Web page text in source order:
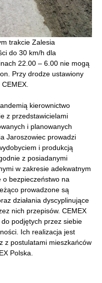
trakcie Zalesia
do 30 km/h dla
22.00 – 6.00 nie mogą
Przy drodze ustawiony
kierownictwo
z przedstawicielami
i planowanych
Jaroszowiec prowadzi
i produkcją
z posiadanymi
w zakresie adekwatnym
o bezpieczeństwo na
prowadzone są
działania dyscyplinujące
nich przepisów. CEMEX
podjętych przez siebie
Ich realizacja jest
z postulatami mieszkańców
Polska.